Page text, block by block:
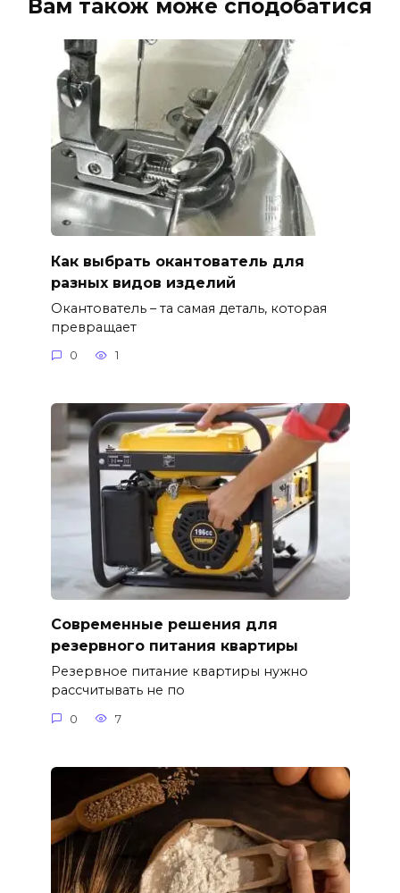
Вам також може сподобатися
Как выбрать окантователь для
разных видов изделий
Окантователь – та самая деталь, которая
превращает
0 1
Современные решения для
резервного питания квартиры
Резервное питание квартиры нужно
рассчитывать не по
0 7